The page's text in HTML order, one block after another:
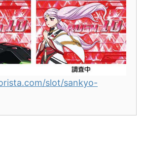
slot/sankyo-